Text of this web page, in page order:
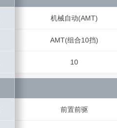
机械自动(AMT)
AMT(组合10挡)
10
前置前驱